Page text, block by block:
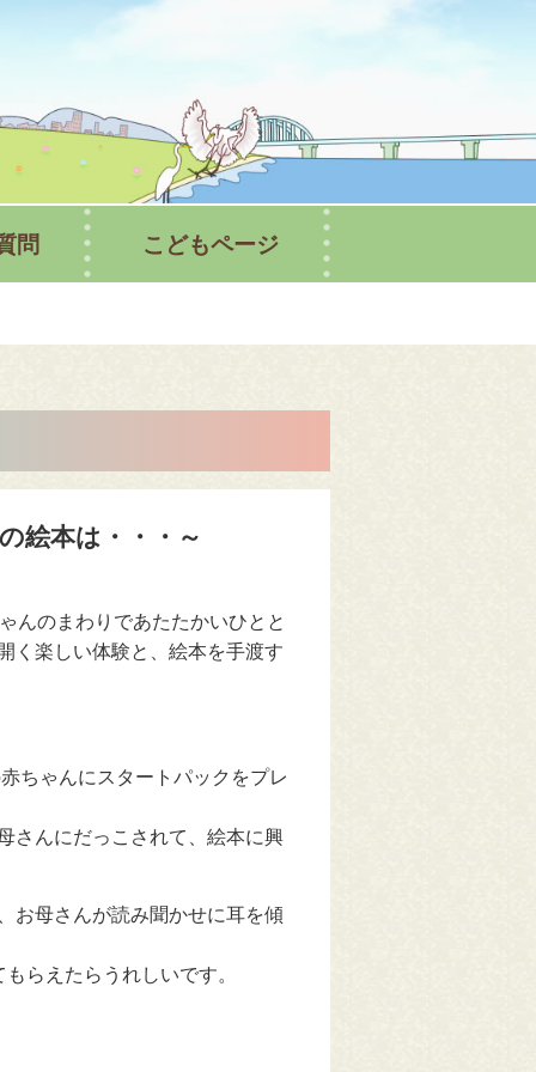
館ホームページ
問 こどもページ
絵本は・・・～
んのまわりであたたかいひとと
く楽しい体験と、絵本を手渡す
ちゃんにスタートパックをプレ
さんにだっこされて、絵本に興
お母さんが読み聞かせに耳を傾
らえたらうれしいです。